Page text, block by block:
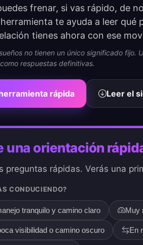
frenar, si vas rápido, de
te ayuda a leer
tienes ahora con ese
no tienen un único significado
respuestas definitivas.
rápida Leer el
una orientación
preguntas rápidas. Verás una
CONDUCIENDO?
tranquilo y camino claro Muy
visibilidad o camino oscuro En